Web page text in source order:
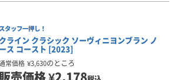
しい年となり、このワインもすでに力強さと優雅
ています。
水分をもたらし、力強いブドウの成長と自然な樹
。生育期には平年より長く暖かい時期が続きまし
リーに加え、ワイルドタイムの風味が重なり、
に。余韻は長く、豊かに続きます。
コースト地域で収穫されたピノ・ノワールを使用
スタッフ一押し！
クライン クラシック ソーヴィニヨンブラン ノ
ース コースト [2023]
常価格 ¥3,630のところ
販売価格¥2,178